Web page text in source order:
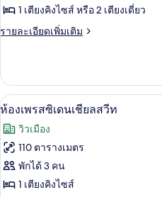
Chambre
Deluxe
-
Montaigne
1 เตียงคิงไซส์ หรือ 2 เตียงเดี่ยว
รายละเอียดเพิ่มเติม
ราย
เกี่ยว
กับ
Chambre
-
Vue
Montaigne
เปิด
ภาพถ่าย
ทั้งหมด
ของ
ห้อง
5
ห้องเพรสซิเดนเชียลสวีท
วิวเมือง
110 ตารางเมตร
พักได้ 3 คน
1 เตียงคิงไซส์